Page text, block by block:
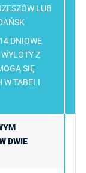
LUB
DNIOWE
Z
SIĘ
W TABELI
DWIE